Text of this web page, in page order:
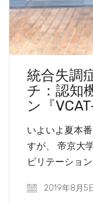
統合失調
チ：認知
ン『
いよいよ夏本
すが、 帝京大
ビリテーション
2019年8月5